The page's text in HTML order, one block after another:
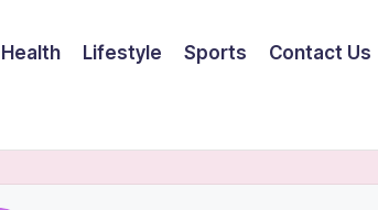
Health Lifestyle Sports Contact Us